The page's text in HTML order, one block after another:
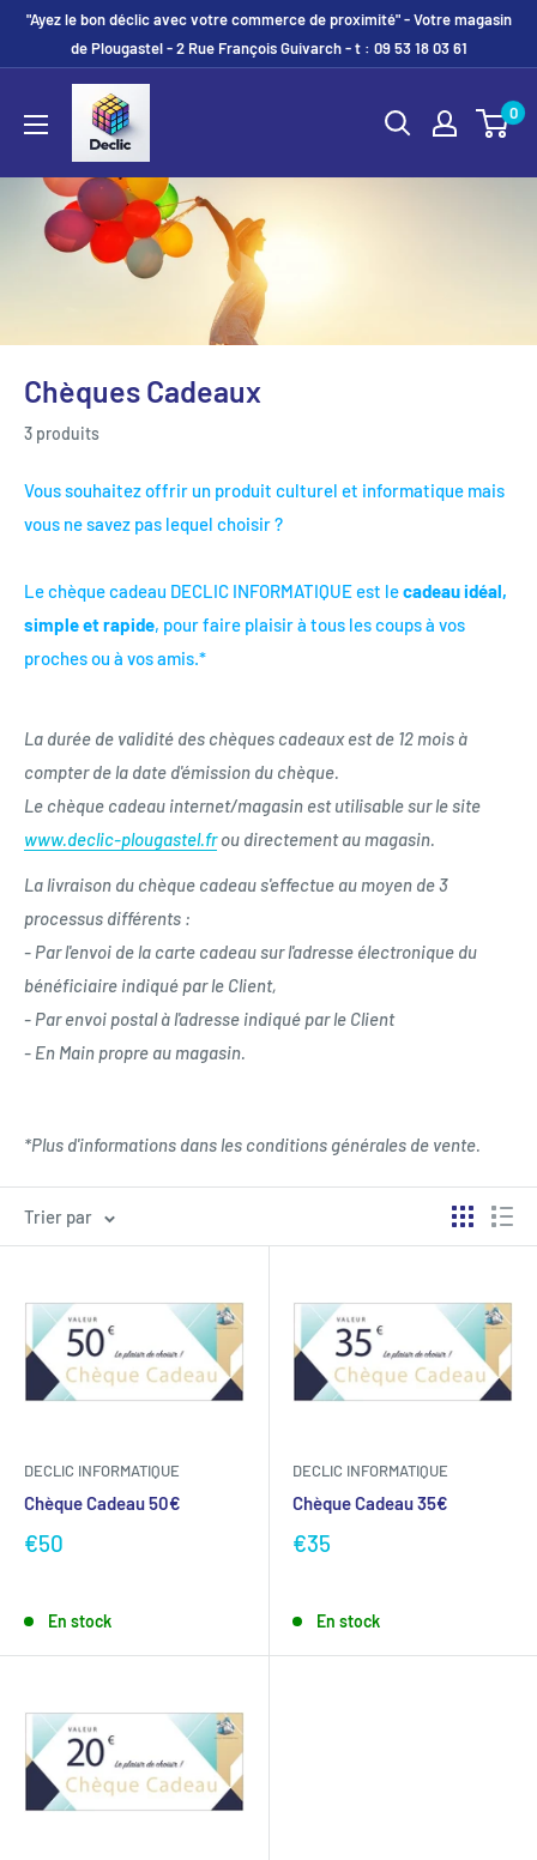
"Ayez le bon déclic avec votre commerce de proximité" - Votre magasin
de Plougastel - 2 Rue François Guivarch - t : 09 53 18 03 61
0
Chèques Cadeaux
3 produits
Vous souhaitez offrir un produit culturel et informatique mais
vous ne savez pas lequel choisir ?
Le chèque cadeau DECLIC INFORMATIQUE est lecadeau idéal,
simple et rapide, pour faire plaisir à tous les coups à vos
proches ou à vos amis.*
La durée de validité des chèques cadeaux est de 12 mois à
compter de la date d'émission du chèque.
Le chèque cadeau internet/magasin est utilisable sur le site
www.declic-plougastel.frou directement au magasin.
La livraison du chèque cadeau s'effectue au moyen de 3
processus différents :
- Par l'envoi de la carte cadeau sur l'adresse électronique du
bénéficiaire indiqué par le Client,
- Par envoi postal à l'adresse indiqué par le Client
- En Main propre au magasin.
*Plus d'informations dans les conditions générales de vente.
Trier par
DECLIC INFORMATIQUE
Chèque Cadeau 50€
€50
En stock
DECLIC INFORMATIQUE
Chèque Cadeau 35€
€35
En stock